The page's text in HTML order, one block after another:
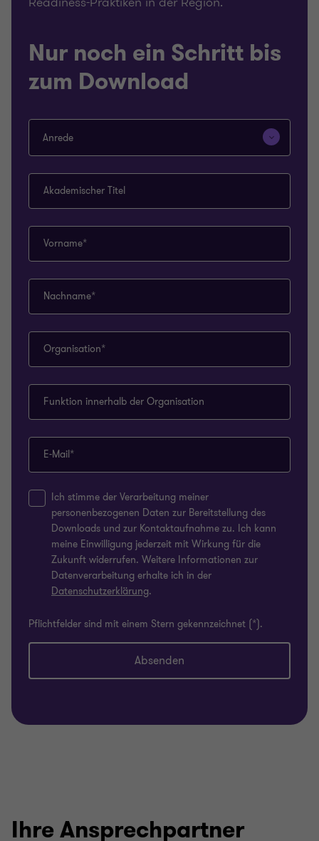
Nur noch ein Schritt bis
zum Download
Anrede
Ich stimme der Verarbeitung meiner
personenbezogenen Daten zur Bereitstellung des
Downloads und zur Kontaktaufnahme zu. Ich kann
meine Einwilligung jederzeit mit Wirkung für die
Zukunft widerrufen. Weitere Informationen zur
Datenverarbeitung erhalte ich in der
Datenschutzerklärung.
Pflichtfelder sind mit einem Stern gekennzeichnet (*).
Absenden
Ihre Ansprechpartner